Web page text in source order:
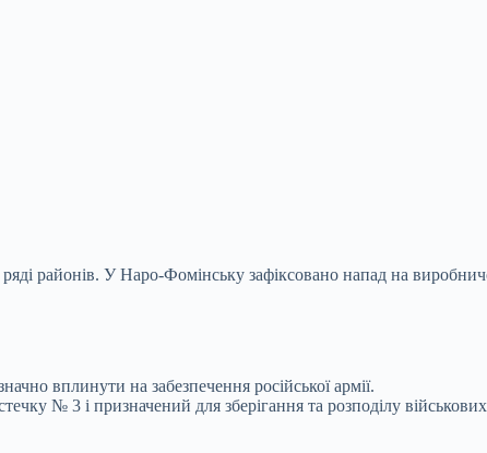
районів. У Наро-Фомінську зафіксовано напад на
вплинути на забезпечення російської армії.
№ 3 і призначений для зберігання та розподілу